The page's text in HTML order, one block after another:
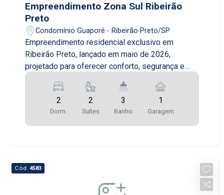
Empreendimento Zona Sul Ribeirão
Preto
Condomínio Guaporé - Ribeirão Preto/SP
Empreendimento residencial exclusivo em
Ribeirão Preto, lançado em maio de 2026,
projetado para oferecer conforto, segurança e
valorizadas do interior paulista. Com entrega
prevista para outubro de 2028, o condomínio
reúne arquitetura moderna, excelente distribuição
dos espaços e infraestrutura completa para toda
apartamentos por pavimento, proporcionando
mais privacidade, tranquilidade e exclusividade
2
Dorm.
2
Suítes
3
Banho
1
Garagem
Cód. 4583